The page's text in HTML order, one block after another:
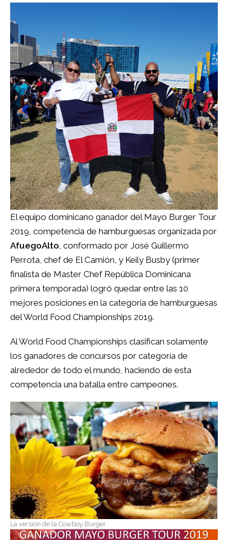
El equipo dominicano ganador del Mayo Burger Tour
2019, competencia de hamburguesas organizada por
AfuegoAlto, conformado por José Guillermo
Perrota, chef de El Camión, y Keily Busby (primer
finalista de Master Chef República Dominicana
primera temporada) logró quedar entre las 10
mejores posiciones en la categoría de hamburguesas
del World Food Championships 2019.
Al World Food Championships clasifican solamente
los ganadores de concursos por categoría de
alrededor de todo el mundo, haciendo de esta
competencia una batalla entre campeones.
La versión de la Cowboy Burger